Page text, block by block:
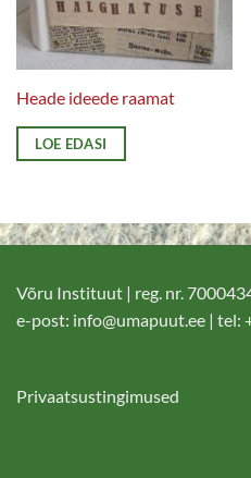
Heade ideede raamat
LOE EDASI
Võru Instituut | reg. nr.
e-post: info@umapuut.ee | tel:
Privaatsustingimused